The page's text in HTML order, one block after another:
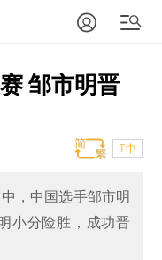
邹市明晋
T中
，中国选手邹市明
小分险胜，成功晋